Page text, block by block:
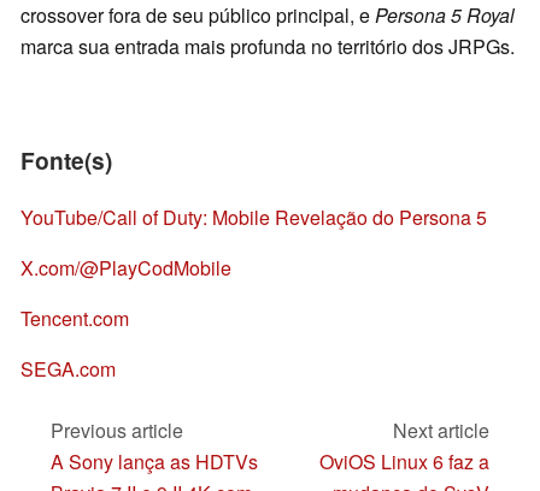
crossover fora de seu público principal, ePersona 5 Royal
marca sua entrada mais profunda no território dos JRPGs.
Fonte(s)
YouTube/Call of Duty: Mobile Revelação do Persona 5
X.com/@PlayCodMobile
Tencent.com
SEGA.com
Previous article
A Sony lança as HDTVs
Next article
OviOS Linux 6 faz a